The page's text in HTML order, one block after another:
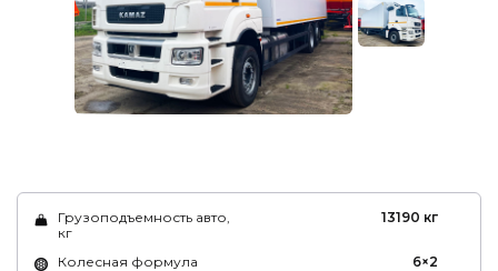
Грузоподъемность авто,
кг
13190 кг
Колесная формула
6×2